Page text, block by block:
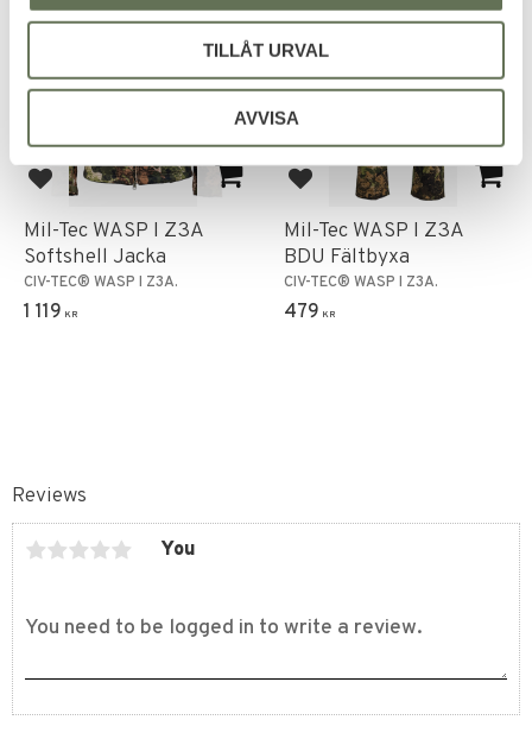
TILLÅT URVAL
AVVISA
Reviews
You
Add to favorites
Mil-Tec WASP I Z3A
Softshell Jacka
CIV-TEC® WASP I Z3A.
1 119 KR
Add to favorites
Mil-Tec WASP I Z3A
BDU Fältbyxa
CIV-TEC® WASP I Z3A.
479 KR